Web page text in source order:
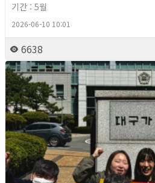
기간 : 5월
2026-06-10 10:01
6638